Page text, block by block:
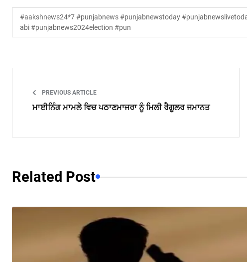
#aakshnews24*7 #punjabnews #punjabnewstoday
abi #punjabnews2024election #pun
PREVIOUS ARTICLE
ਮਾਈਨਿੰਗ ਮਾਮਲੇ ਵਿਚ ਪਠਾਣਮਾਜਰਾ ਨੂੰ ਮਿਲੀ ਰੈਗੂਲਰ ਜਮਾਨਤ
Related Post